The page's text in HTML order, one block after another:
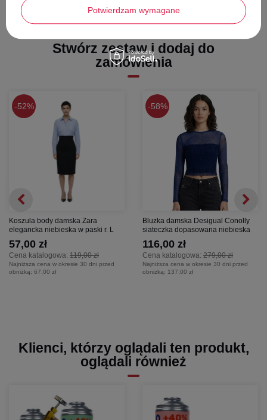
długość rękawa - 48 cm
Stwórz zestaw i dodaj do
zamówienia
52%
Koszula body damska Zara
elegancka niebieska w paski r. L
Cena katalogowa: 119,00 zł
57,00 zł
Najniższa cena w okresie 30 dni przed
obniżką: 67,00 zł
58%
Bluzka damska Desigual Conolly
siateczka dopasowana niebieska
Cena katalogowa: 279,00 zł
116,00 zł
Najniższa cena w okresie 30 dni przed
obniżką: 137,00 zł
Klienci, którzy oglądali ten produkt,
oglądali również
Potwierdzam wymagane